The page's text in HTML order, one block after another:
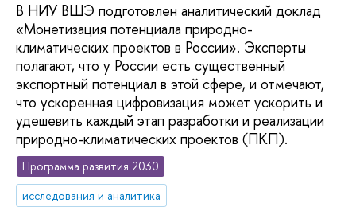
В НИУ ВШЭ подготовлен аналитический доклад
«Монетизация потенциала природно-
климатических проектов в России». Эксперты
полагают, что у России есть существенный
экспортный потенциал в этой сфере, и отмечают,
что ускоренная цифровизация может ускорить и
удешевить каждый этап разработки и реализации
природно-климатических проектов (ПКП).
Программа развития 2030
исследования и аналитика